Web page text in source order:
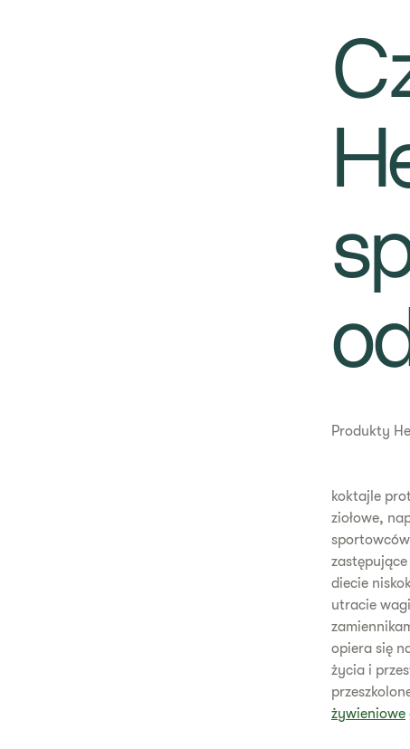
Produkty
koktajle
ziołowe,
diecie
utracie
opiera się
życia i
żywieniowe